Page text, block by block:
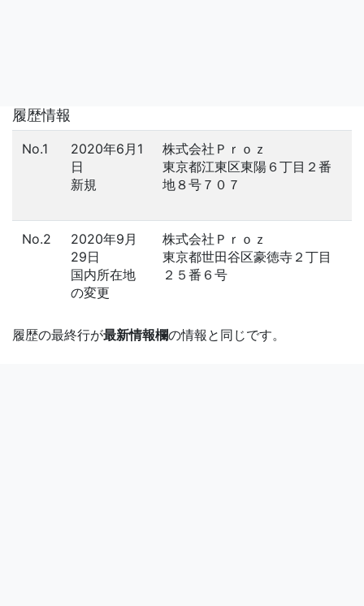
履歴情報
No.1
2020年6月1
日
新規
株式会社Ｐｒｏｚ
東京都江東区東陽６丁目２番
地８号７０７
No.2
2020年9月
29日
国内所在地
の変更
株式会社Ｐｒｏｚ
東京都世田谷区豪徳寺２丁目
２５番６号
履歴の最終行が最新情報欄の情報と同じです。